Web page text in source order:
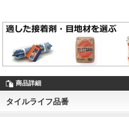
商品詳細
タイルライフ品番